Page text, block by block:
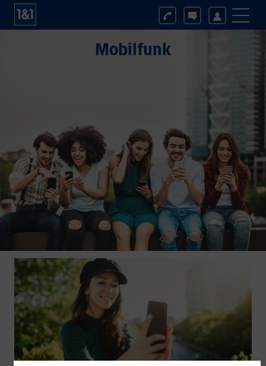
Mobilfunk